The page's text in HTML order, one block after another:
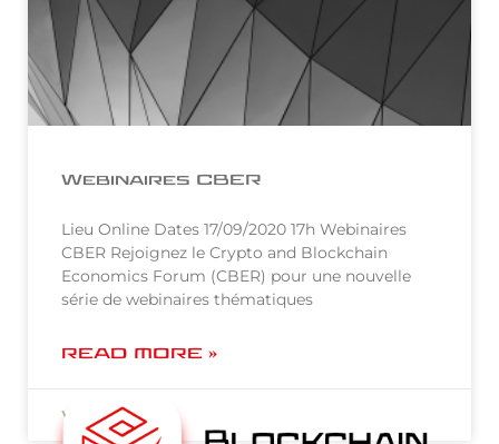
Webinaires CBER
Lieu Online Dates 17/09/2020 17h Webinaires
CBER Rejoignez le Crypto and Blockchain
Economics Forum (CBER) pour une nouvelle
série de webinaires thématiques
READ MORE »
ven-03-23